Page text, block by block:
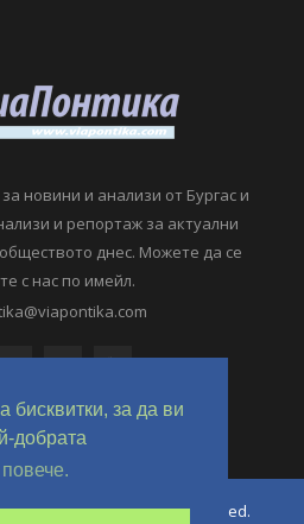
бисквитки, за да ви
добрата
новини и анализи от Бургас и
и репортаж за актуални
днес. Можете да се
с нас по имейл.
All Rights Reserved.